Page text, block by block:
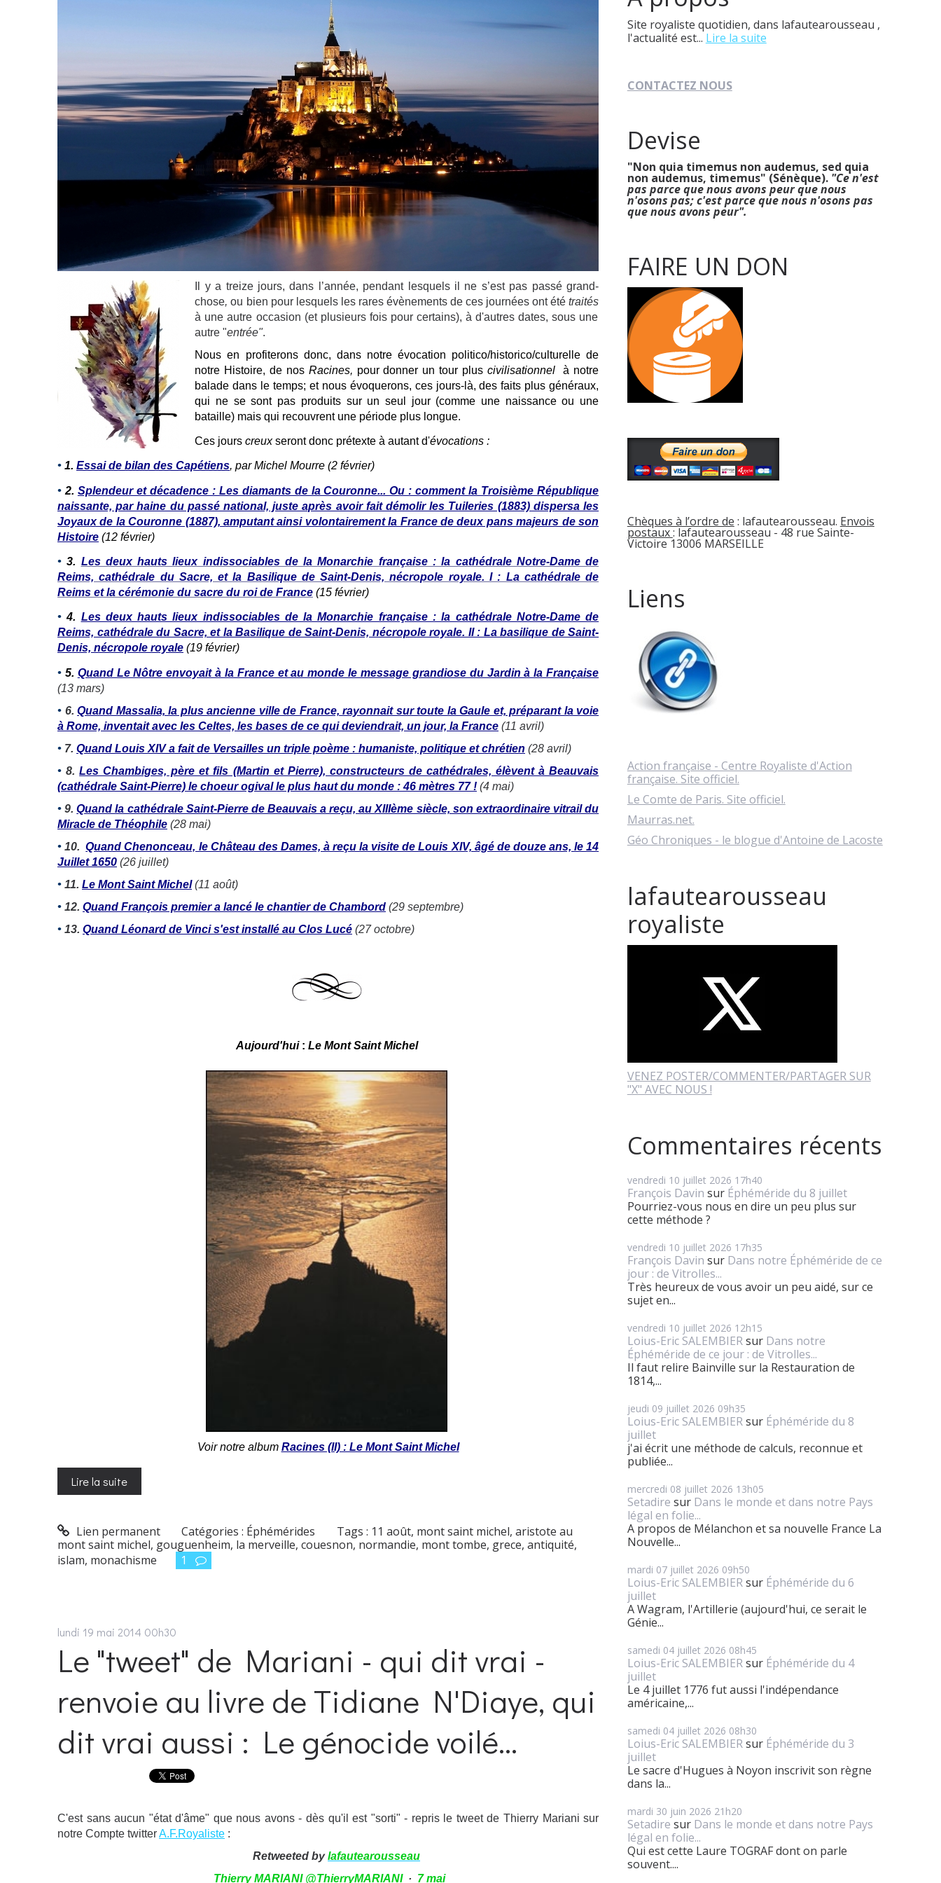
Il y a treize jours, dans l’année, pendant lesquels il ne s’est pas passé grand-
chose,ou bien pour lesquels les rares évènements de ces journées ont ététraités
à une autre occasion (et plusieurs fois pour certains), à d'autres dates, sous une
autre "entrée".
Nous en profiterons donc, dans notre évocation politico/historico/culturelle de
notre Histoire, de nos Racines, pour donner un tour plus civilisationnel
à notre
balade dans le temps; et nous évoquerons, ces jours-là, des faits plus généraux,
qui ne se sont pas produits sur un seul jour (comme une naissance ou une
bataille) mais qui recouvrent une période plus longue.
Ces jourscreuxseront donc prétexte à autant d'évocations :
• 1. Essai de bilan des Capétiens, par Michel Mourre (2 février)
• 2. Splendeur et décadence : Les diamants de la Couronne... Ou : comment la Troisième République
naissante, par haine du passé national, juste après avoir fait démolir les Tuileries (1883) dispersa les
Joyaux de la Couronne (1887), amputant ainsi volontairement la France de deux pans majeurs de son
Histoire (12 février)
• 3. Les deux hauts lieux indissociables de la Monarchie française : la cathédrale Notre-Dame de
Reims, cathédrale du Sacre, et la Basilique de Saint-Denis, nécropole royale. I : La cathédrale de
Reims et la cérémonie du sacre du roi de France (15 février)
• 4. Les deux hauts lieux indissociables de la Monarchie française : la cathédrale Notre-Dame de
Reims, cathédrale du Sacre, et la Basilique de Saint-Denis, nécropole royale. II : La basilique de Saint-
Denis, nécropole royale (19 février)
• 5. Quand Le Nôtre envoyait à la France et au monde le message grandiose du Jardin à la Française
(13 mars)
• 6.Quand Massalia, la plus ancienne ville de France, rayonnait sur toute la Gaule et, préparant la voie
à Rome, inventait avec les Celtes, les bases de ce qui deviendrait, un jour, la France (11 avril)
• 7. Quand Louis XIV a fait de Versailles un triple poème : humaniste, politique et chrétien (28 avril)
• 8.Les Chambiges, père et fils (Martin et Pierre), constructeurs de cathédrales, élèvent à Beauvais
(cathédrale Saint-Pierre) le choeur ogival le plus haut du monde : 46 mètres 77 ! (4 mai)
• 9.Quand la cathédrale Saint-Pierre de Beauvais a reçu, au XIIIème siècle, son extraordinaire vitrail du
Miracle de Théophile (28 mai)
• 10. Quand Chenonceau, le Château des Dames, à reçu la visite de Louis XIV, âgé de douze ans, le 14
Juillet 1650 (26 juillet)
• 11. Le Mont Saint Michel (11 août)
• 12. Quand François premier a lancé le chantier de Chambord (29 septembre)
• 13. Quand Léonard de Vinci s'est installé au Clos Lucé (27 octobre)
Aujourd'hui: Le Mont Saint Michel
Voir notre album Racines (II) : Le Mont Saint Michel
Lire la suite
Lien permanent Catégories : Éphémérides Tags : 11 août, mont saint michel,aristote au
mont saint michel, gouguenheim, la merveille, couesnon, normandie, mont tombe, grece, antiquité,
islam, monachisme 1
lundi 19 mai 2014 00h30
Le "tweet" de Mariani - qui dit vrai -
renvoie au livre de Tidiane N'Diaye, qui
dit vrai aussi : Le génocide voilé...
C'est sans aucun "état d'âme" que nous avons - dès qu'il est "sorti" - repris le tweet de Thierry Mariani sur
notre Compte twitterA.F.Royaliste :
Retweeted bylafautearousseau
Thierry MARIANI @ThierryMARIANI · 7 mai
Site royaliste quotidien, dans lafautearousseau ,
l'actualité est... Lire la suite
CONTACTEZ NOUS
Devise
"Non quia timemus non audemus, sed quia
non audemus, timemus" (Sénèque). "Ce n'est
pas parce que nous avons peur que nous
n'osons pas; c'est parce que nous n'osons pas
que nous avons peur".
FAIRE UN DON
Chèques à l’ordre de : lafautearousseau. Envois
postaux: lafautearousseau - 48 rue Sainte-
Victoire 13006 MARSEILLE
Liens
Action française - Centre Royaliste d'Action
française. Site officiel.
Le Comte de Paris. Site officiel.
Maurras.net.
Géo Chroniques - le blogue d'Antoine de Lacoste
lafautearousseau
royaliste
VENEZ POSTER/COMMENTER/PARTAGER SUR
"X" AVEC NOUS !
Commentaires récents
vendredi 10 juillet 2026 17h40
François Davin sur Éphéméride du 8 juillet
Pourriez-vous nous en dire un peu plus sur
cette méthode ?
vendredi 10 juillet 2026 17h35
François Davin sur Dans notre Éphéméride de ce
jour : de Vitrolles...
Très heureux de vous avoir un peu aidé, sur ce
sujet en...
vendredi 10 juillet 2026 12h15
Loius-Eric SALEMBIERsur Dans notre
Éphéméride de ce jour : de Vitrolles...
Il faut relire Bainville sur la Restauration de
1814,...
jeudi 09 juillet 2026 09h35
Loius-Eric SALEMBIERsur Éphéméride du 8
juillet
j'ai écrit une méthode de calculs, reconnue et
publiée...
mercredi 08 juillet 2026 13h05
Setadire sur Dans le monde et dans notre Pays
légal en folie...
A propos de Mélanchon et sa nouvelle France La
Nouvelle...
mardi 07 juillet 2026 09h50
Loius-Eric SALEMBIERsur Éphéméride du 6
juillet
A Wagram, l'Artillerie (aujourd'hui, ce serait le
Génie...
samedi 04 juillet 2026 08h45
Loius-Eric SALEMBIERsur Éphéméride du 4
juillet
Le 4 juillet 1776 fut aussi l'indépendance
américaine,...
samedi 04 juillet 2026 08h30
Loius-Eric SALEMBIERsur Éphéméride du 3
juillet
Le sacre d'Hugues à Noyon inscrivit son règne
dans la...
mardi 30 juin 2026 21h20
Setadire sur Dans le monde et dans notre Pays
légal en folie...
Qui est cette Laure TOGRAF dont on parle
souvent....